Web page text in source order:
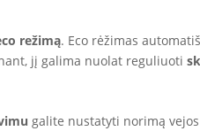
režimą. Eco rėžimas
jį galima nuolat reguliuoti
galite nustatyti norimą